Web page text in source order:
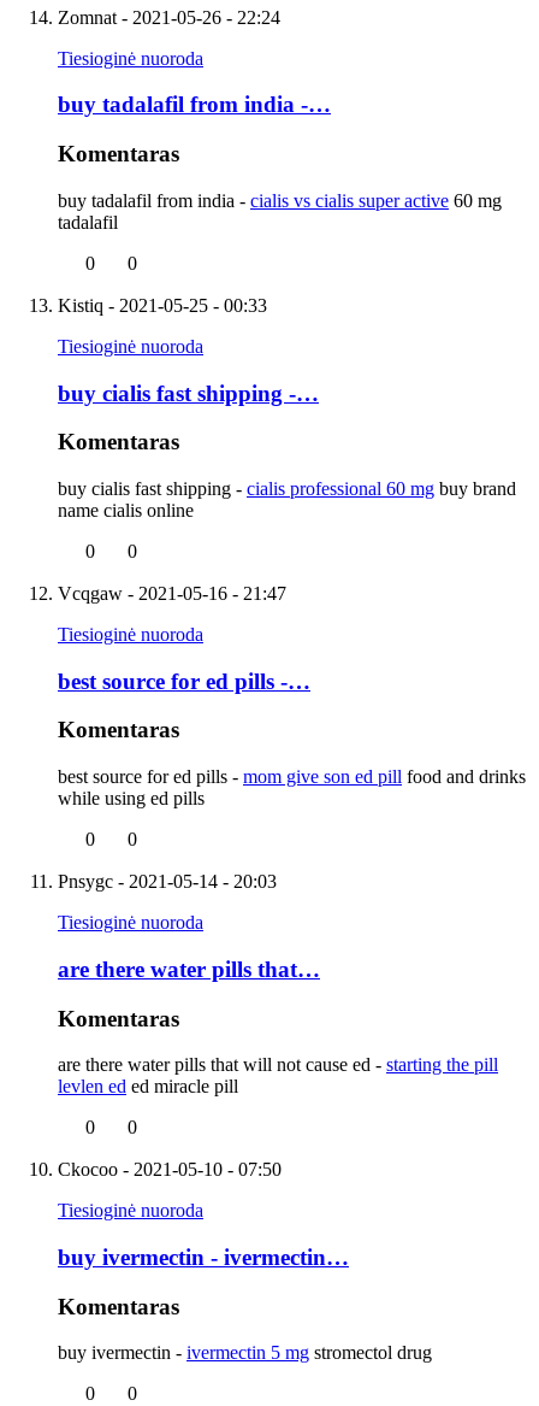
Zomnat - 2021-05-26 - 22:24
Tiesioginė nuoroda
buy tadalafil from india -…
Komentaras
buy tadalafil from india - cialis vs cialis super active 60 mg
tadalafil
0
0
Kistiq - 2021-05-25 - 00:33
Tiesioginė nuoroda
buy cialis fast shipping -…
Komentaras
buy cialis fast shipping - cialis professional 60 mg buy brand
name cialis online
0
0
Vcqgaw - 2021-05-16 - 21:47
Tiesioginė nuoroda
best source for ed pills -…
Komentaras
best source for ed pills - mom give son ed pill food and drinks
while using ed pills
0
0
Pnsygc - 2021-05-14 - 20:03
Tiesioginė nuoroda
are there water pills that…
Komentaras
are there water pills that will not cause ed - starting the pill
levlen ed ed miracle pill
0
0
Ckocoo - 2021-05-10 - 07:50
Tiesioginė nuoroda
buy ivermectin - ivermectin…
Komentaras
buy ivermectin - ivermectin 5 mg stromectol drug
0
0